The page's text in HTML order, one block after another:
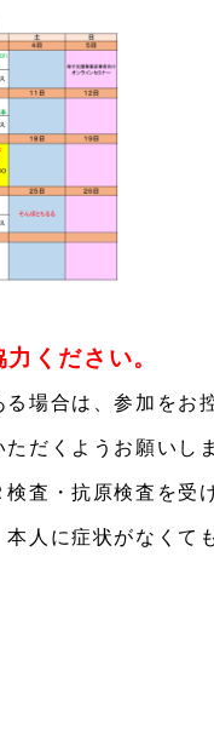
ください。
場合は、参加をお
だくようお願いし
査・抗原検査を受
人に症状がなくて